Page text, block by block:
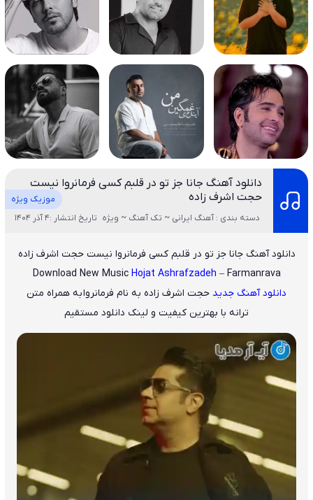
دانلود آهنگ جانا جز تو در قلبم کسی فرمانروا نیست
حجت اشرف زاده
موزیک ویژه
دسته بندی : آهنگ ایرانی ~ تک آهنگ ~ ویژه تاریخ انتشار :4 آذر 1404
دانلود آهنگ جانا جز تو در قلبم کسی فرمانروا نیست حجت اشرف زاده
Download New MusicHojat Ashrafzadeh – Farmanrava
دانلود آهنگ جدید حجت اشرف زاده به نام فرمانروابه همراه متن
ترانه با بهترین کیفیت و لینک دانلود مستقیم